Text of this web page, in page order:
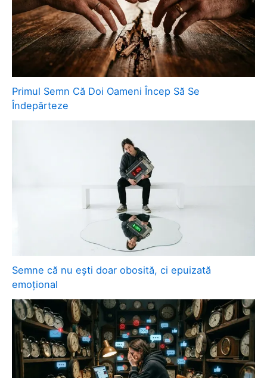
Primul Semn Că Doi Oameni Încep Să Se
Îndepărteze
Semne că nu ești doar obosită, ci epuizată
emoțional